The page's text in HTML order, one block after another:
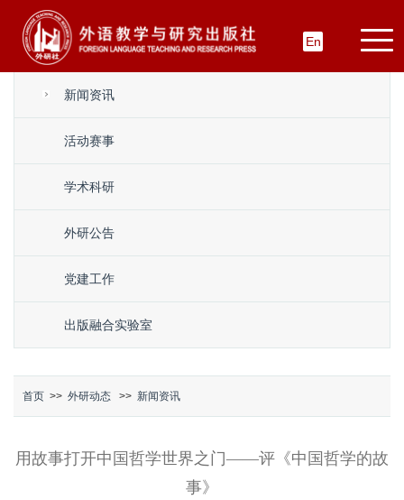
En
新闻资讯
活动赛事
学术科研
外研公告
党建工作
出版融合实验室
首页 >> 外研动态 >> 新闻资讯
用故事打开中国哲学世界之门——评《中国哲学的故
事》